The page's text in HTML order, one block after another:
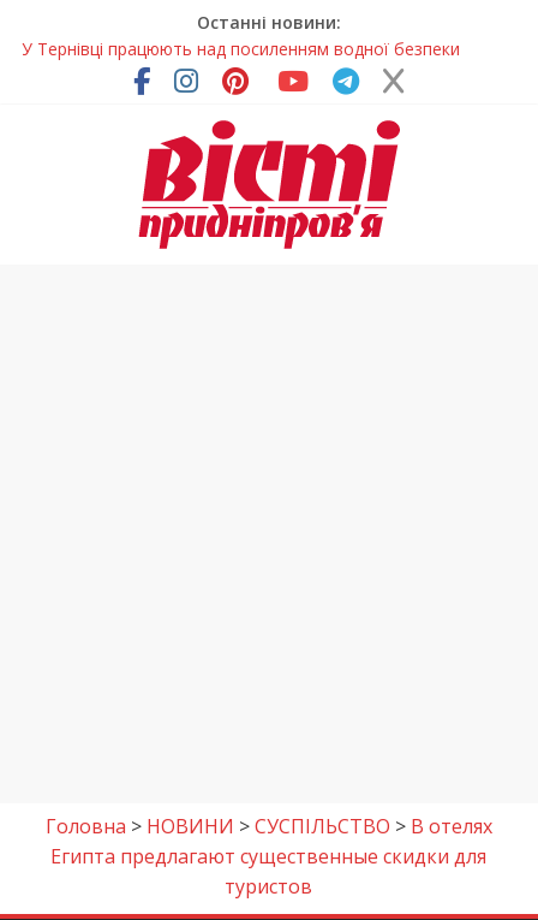
Останні новини:
У Тернівці працюють над посиленням водної безпеки
На Дніпропетровщині різко зросла кількість пожеж в
У Самарі провели незвичайний майстер-клас
Світлові рішення майстрів із Дніпра визнали найкращими в
Засинання після півночі може негативно впливати на
Головна > НОВИНИ >СУСПІЛЬСТВО > В отелях
Египта предлагают существенные скидки для
туристов